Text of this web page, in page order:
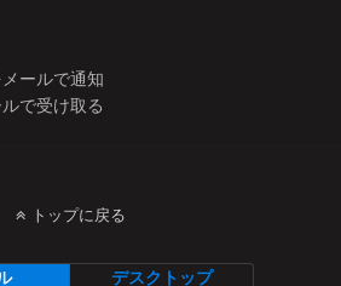
ールで通知
で受け取る
トップに戻る
デスクトップ